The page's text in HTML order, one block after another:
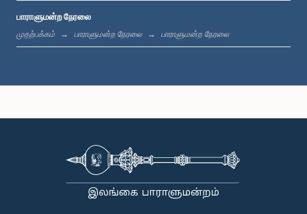
பி.ப. 1:44 - பி.ப. 1:53
பி.ப. 2:05 - பி.ப. 2:15
பாராளுமன்ற நேரலை
முதற்பக்கம் பாராளுமன்ற நேரலை பாராளுமன்ற நேரலை